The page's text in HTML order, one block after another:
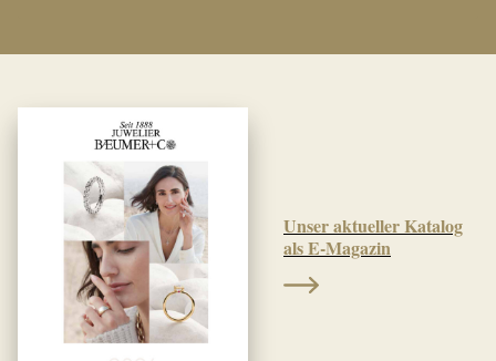
Unser aktueller Katalog
als E-Magazin